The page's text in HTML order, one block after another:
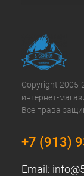
Copyright
интернет-
Все права
+7 (913)
Email: